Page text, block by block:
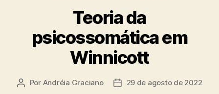
Teoria da
psicossomática em
Winnicott
Autor
Por Andréia Graciano
Data29 de agosto de 2022